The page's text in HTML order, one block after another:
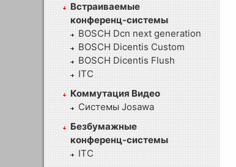
Встраиваемые
конференц-системы
BOSCH Dcn next generation
BOSCH Dicentis Custom
BOSCH Dicentis Flush
ITC
Коммутация Видео
Системы Josawa
Безбумажные
конференц-системы
ITC